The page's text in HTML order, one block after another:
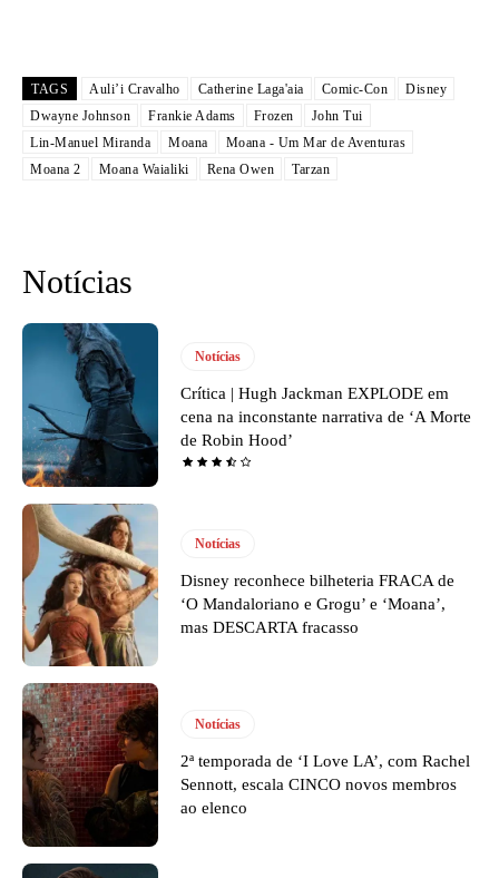
TAGS Auli’i Cravalho Catherine Laga'aia Comic-Con
Disney
Dwayne Johnson
Frankie Adams Frozen
John Tui
Lin-Manuel Miranda
Moana
Moana - Um Mar de Aventuras
Moana 2
Moana Waialiki Rena Owen Tarzan
Notícias
Notícias
Crítica | Hugh Jackman EXPLODE em
cena na inconstante narrativa de ‘A Morte
de Robin Hood’
Notícias
Disney reconhece bilheteria FRACA de
‘O Mandaloriano e Grogu’ e ‘Moana’,
mas DESCARTA fracasso
Notícias
2ª temporada de ‘I Love LA’, com Rachel
Sennott, escala CINCO novos membros
ao elenco